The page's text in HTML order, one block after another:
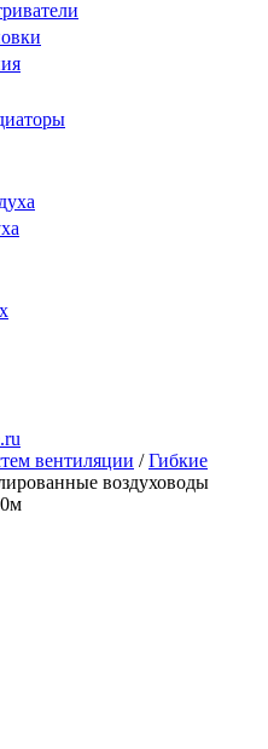
вентиляции /Гибкие
воздуховоды